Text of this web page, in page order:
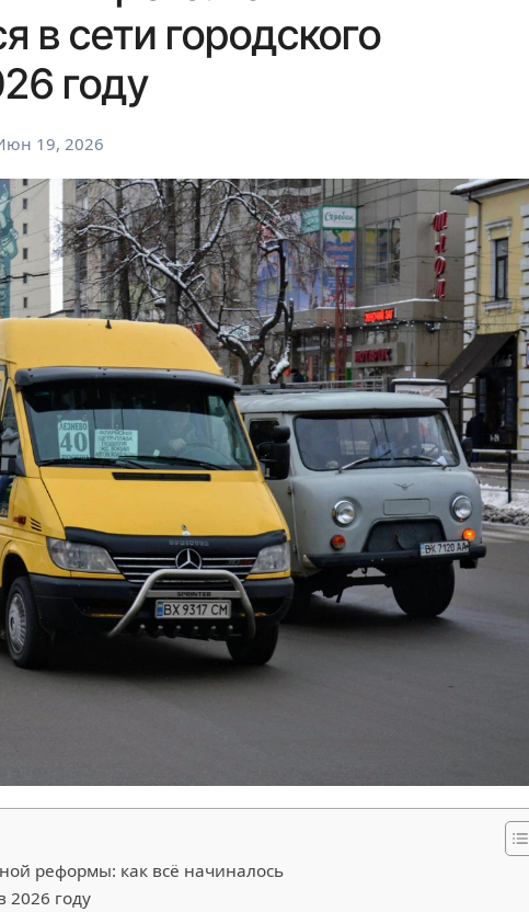
в сети городского
году
19, 2026
реформы: как всё начиналось
2026 году